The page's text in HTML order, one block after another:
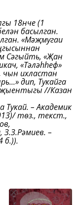
18нче (1
басылган.
«Мәҗмугаи
Сәгыйть, «Җан
«Тәләһһеф»
чын ихластан
дип, Тукайга
җыентыгы //Казан
Тукай. – Академик
төз., текст.,
–
б.)).